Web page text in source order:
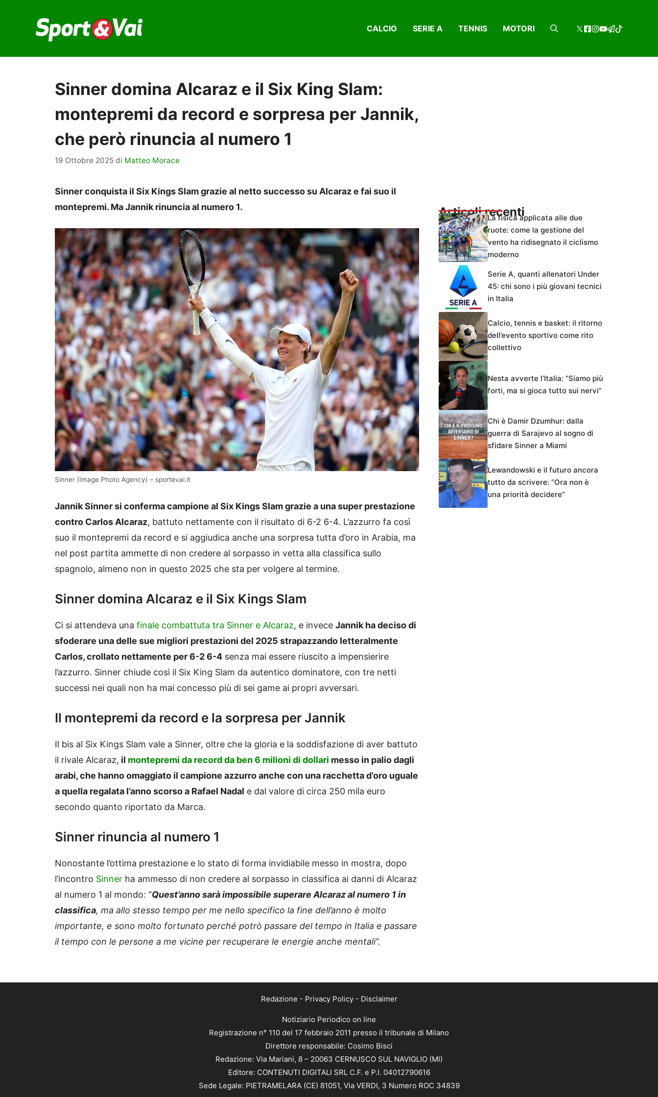
contenuto
CALCIO SERIE A TENNIS MOTORI
Sinner domina Alcaraz e il Six King Slam:
montepremi da record e sorpresa per Jannik,
che però rinuncia al numero 1
19 Ottobre 2025 di Matteo Morace
Sinner conquista il Six Kings Slam grazie al netto successo su Alcaraz e fai suo il
montepremi. Ma Jannik rinuncia al numero 1.
Sinner (Image Photo Agency) – sportevai.it
Jannik Sinner si conferma campione al Six Kings Slam grazie a una super prestazione
contro Carlos Alcaraz, battuto nettamente con il risultato di 6-2 6-4. L’azzurro fa così
suo il montepremi da record e si aggiudica anche una sorpresa tutta d’oro in Arabia, ma
nel post partita ammette di non credere al sorpasso in vetta alla classifica sullo
spagnolo, almeno non in questo 2025 che sta per volgere al termine.
Sinner domina Alcaraz e il Six Kings Slam
Ci si attendeva una finale combattuta tra Sinner e Alcaraz, e invece Jannik ha deciso di
sfoderare una delle sue migliori prestazioni del 2025 strapazzando letteralmente
Carlos, crollato nettamente per 6-2 6-4 senza mai essere riuscito a impensierire
l’azzurro. Sinner chiude così il Six King Slam da autentico dominatore, con tre netti
successi nei quali non ha mai concesso più di sei game ai propri avversari.
Il montepremi da record e la sorpresa per Jannik
Il bis al Six Kings Slam vale a Sinner, oltre che la gloria e la soddisfazione di aver battuto
il rivale Alcaraz, il montepremi da record da ben 6 milioni di dollari messo in palio dagli
arabi, che hanno omaggiato il campione azzurro anche con una racchetta d’oro uguale
a quella regalata l’anno scorso a Rafael Nadal e dal valore di circa 250 mila euro
secondo quanto riportato da Marca.
Sinner rinuncia al numero 1
Nonostante l’ottima prestazione e lo stato di forma invidiabile messo in mostra, dopo
l’incontro Sinner ha ammesso di non credere al sorpasso in classifica ai danni di Alcaraz
al numero 1 al mondo: “Quest’anno sarà impossibile superare Alcaraz al numero 1 in
classifica, ma allo stesso tempo per me nello specifico la fine dell’anno è molto
importante, e sono molto fortunato perché potrò passare del tempo in Italia e passare
il tempo con le persone a me vicine per recuperare le energie anche mentali”.
Articoli recentiLa fisica applicata alle due
ruote: come la gestione del
vento ha ridisegnato il ciclismo
moderno
Serie A, quanti allenatori Under
45: chi sono i più giovani tecnici
in Italia
Calcio, tennis e basket: il ritorno
dell’evento sportivo come rito
collettivo
Nesta avverte l’Italia: “Siamo più
forti, ma si gioca tutto sui nervi”
Chi è Damir Dzumhur: dalla
guerra di Sarajevo al sogno di
sfidare Sinner a Miami
Lewandowski e il futuro ancora
tutto da scrivere: “Ora non è
una priorità decidere”
Redazione - Privacy Policy- Disclaimer
Notiziario Periodico on line
Registrazione n° 110 del 17 febbraio 2011 presso il tribunale di Milano
Direttore responsabile: Cosimo Bisci
Redazione: Via Mariani, 8 – 20063 CERNUSCO SUL NAVIGLIO (MI)
Editore: CONTENUTI DIGITALI SRL C.F. e P.I. 04012790616
Sede Legale: PIETRAMELARA (CE) 81051, Via VERDI, 3 Numero ROC 34839